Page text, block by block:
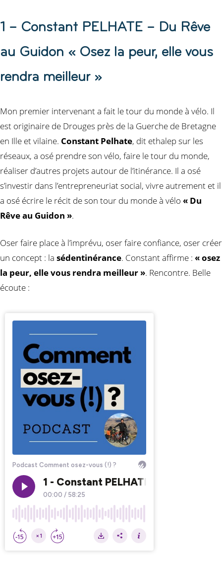
1 – Constant PELHATE – Du Rêve
au Guidon « Osez la peur, elle vous
rendra meilleur »
Mon premier intervenant a fait le tour du monde à vélo. Il
est originaire de Drouges près de la Guerche de Bretagne
en Ille et vilaine. Constant Pelhate, dit ethalep sur les
réseaux, a osé prendre son vélo, faire le tour du monde,
réaliser d’autres projets autour de l’itinérance. Il a osé
s’investir dans l’entrepreneuriat social, vivre autrement et il
a osé écrire le récit de son tour du monde à vélo « Du
Rêve au Guidon ».
Oser faire place à l’imprévu, oser faire confiance, oser créer
un concept : la sédentinérance. Constant affirme : « osez
la peur, elle vous rendra meilleur ». Rencontre. Belle
écoute :